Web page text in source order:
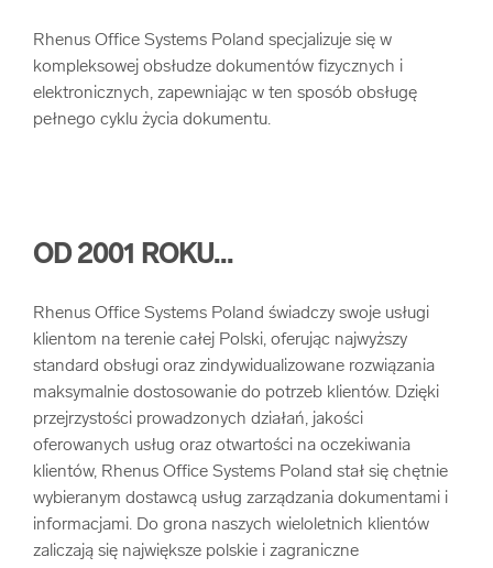
Usługi digitalizacjyjne
Osuszanie dokumentów arrow_forward
Rhenus Office Systems Poland specjalizuje się w
kompleksowej obsłudze dokumentów fizycznych i
elektronicznych, zapewniając w ten sposób obsługę
pełnego cyklu życia dokumentu.
OD 2001 ROKU...
Rhenus Office Systems Poland świadczy swoje usługi
klientom na terenie całej Polski, oferując najwyższy
standard obsługi oraz zindywidualizowane rozwiązania
maksymalnie dostosowanie do potrzeb klientów. Dzięki
przejrzystości prowadzonych działań, jakości
oferowanych usług oraz otwartości na oczekiwania
klientów, Rhenus Office Systems Poland stał się chętnie
wybieranym dostawcą usług zarządzania dokumentami i
informacjami. Do grona naszych wieloletnich klientów
zaliczają się największe polskie i zagraniczne